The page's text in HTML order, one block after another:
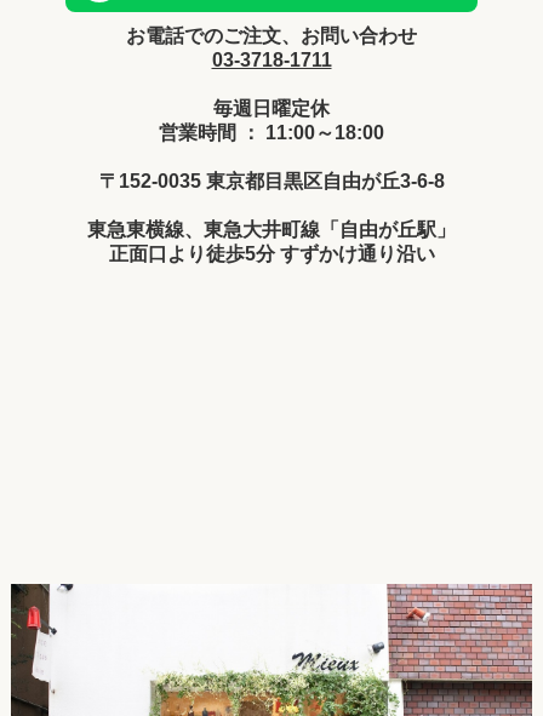
お電話でのご注文、お問い合わせ
03-3718-1711
毎週日曜定休
営業時間 ： 11:00～18:00
〒152-0035 東京都目黒区自由が丘3-6-8
東急東横線、東急大井町線「自由が丘駅」
正面口より徒歩5分 すずかけ通り沿い